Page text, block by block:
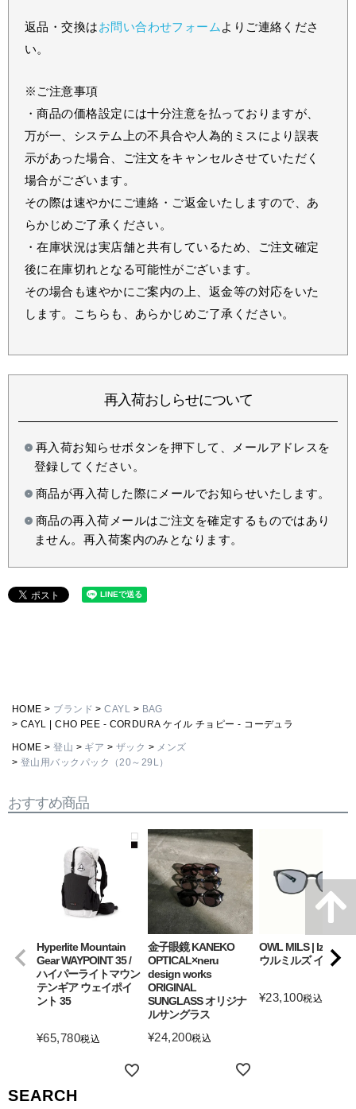
SEARCH
返品・交換はお問い合わせフォーム よりご連絡くださ
い。
※ご注意事項
・商品の価格設定には十分注意を払っておりますが、
万が一、システム上の不具合や人為的ミスにより誤表
示があった場合、ご注文をキャンセルさせていただく
場合がございます。
その際は速やかにご連絡・ご返金いたしますので、あ
らかじめご了承ください。
・在庫状況は実店舗と共有しているため、ご注文確定
後に在庫切れとなる可能性がございます。
その場合も速やかにご案内の上、返金等の対応をいた
します。こちらも、あらかじめご了承ください。
再入荷おしらせについて
再入荷お知らせボタンを押下して、メールアドレスを
登録してください。
商品が再入荷した際にメールでお知らせいたします。
商品の再入荷メールはご注文を確定するものではあり
ません。再入荷案内のみとなります。
HOME ブランド CAYL
BAG
CAYL | CHO PEE - CORDURA ケイル チョピー - コーデュラ
HOME 登山 ギア ザック
メンズ
登山用バックパック（20～29L）
おすすめ商品
Hyperlite Mountain
Gear WAYPOINT 35 /
ハイパーライトマウン
テンギア ウェイポイ
ント 35
¥65,780税込
金子眼鏡 KANEKO
OPTICAL×neru
design works
ORIGINAL
SUNGLASS オリジナ
ルサングラス
¥24,200税込
OWL MILS | Izanagi
ウルミルズ イザナギ
¥23,100税込